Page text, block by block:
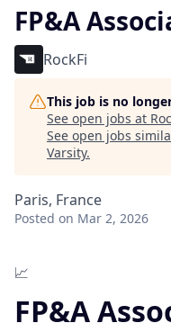
FP&A
RockFi
This job is no
See open jobs at
See open jobs
Varsity.
Paris, France
Posted on Mar 2, 2026
📈
FP&A